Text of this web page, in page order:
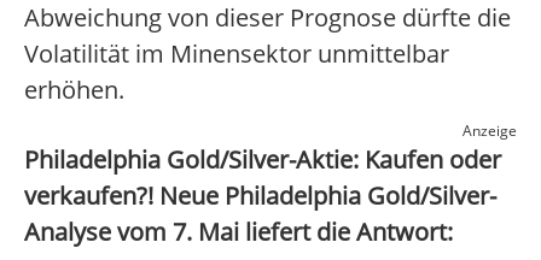
Abweichung von dieser Prognose dürfte die
Volatilität im Minensektor unmittelbar
erhöhen.
Anzeige
Philadelphia Gold/Silver-Aktie: Kaufen oder
verkaufen?! Neue Philadelphia Gold/Silver-
Analyse vom 7. Mai liefert die Antwort: